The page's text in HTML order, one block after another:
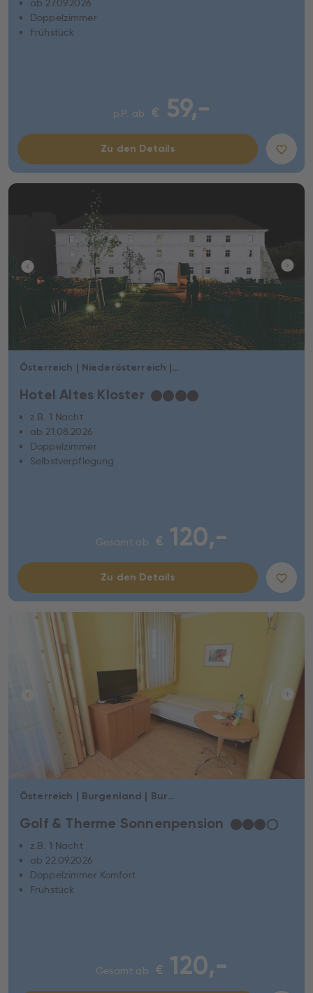
ab 27.09.2026
Doppelzimmer
Frühstück
p.P. ab € 59,-
Zu den Details
Österreich | Niederösterreich | Hainburg an der Donau
Hotel Altes Kloster ★★★★
z.B. 1 Nacht
ab 21.08.2026
Doppelzimmer
Selbstverpflegung
Gesamt ab € 120,-
Zu den Details
Österreich | Burgenland | Burgauberg-Neudauberg
Golf & Therme Sonnenpension ★★★☆
z.B. 1 Nacht
ab 22.09.2026
Doppelzimmer Komfort
Frühstück
Gesamt ab € 120,-